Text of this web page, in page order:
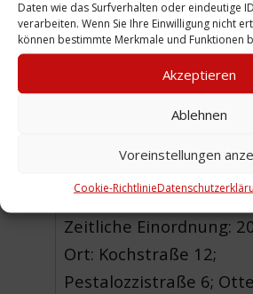
Daten wie das Surfverhalten oder eindeutige
verarbeiten. Wenn Sie Ihre Einwilligung nicht
können bestimmte Merkmale und Funktionen
Akzeptieren
Ablehnen
Voreinstellungen
Cookie-Richtlinie
Urheber:
Selbsthilfe Linden e.G.
Sammlung:Barkhoff
Zeitliche Einordnung:
Ort: Kochstraße 12;
Pestalozzistraße 6;